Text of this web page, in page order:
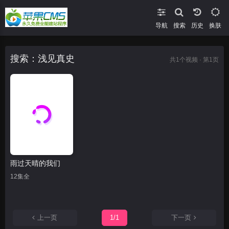
导航 搜索 换肤
搜索：浅见真史 共1 个视频 · 第1页
雨过天晴的我们
12集全
上一页 1/1 下一页